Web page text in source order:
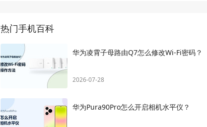
热门手机百科
华为凌霄子母路由Q7怎么修改Wi-Fi密码？
2026-07-28
华为Pura90Pro怎么开启相机水平仪？